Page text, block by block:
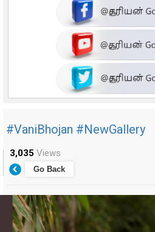
#VaniBhojan #NewGallery
3,035 Views
Go Back